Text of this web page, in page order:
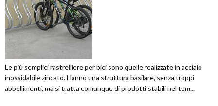
Le più semplici rastrelliere per bici sono quelle realizzate in acciaio
inossidabile zincato. Hanno una struttura basilare, senza troppi
abbellimenti, ma si tratta comunque di prodotti stabili nel tem...